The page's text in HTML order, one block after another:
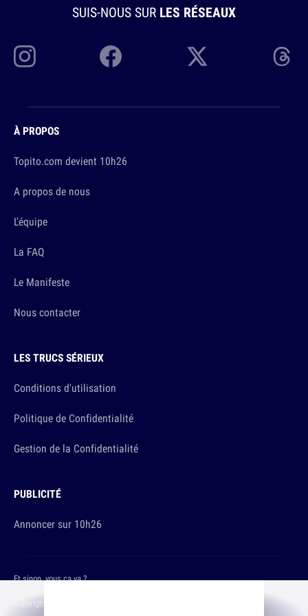
SUIS-NOUS SUR LES RÉSEAUX
À PROPOS
Topito.com devient 10h26
A propos de nous
L'équipe
La FAQ
Le Manifeste
Nous contacter
LES TRUCS SÉRIEUX
Conditions d'utilisation
Politique de Confidentialité
Gestion de la Confidentialité
PUBLICITÉ
Annoncer sur 10h26
Copyright © 2026 The Original Publishing Studio
Et sinon, vous ça va ?